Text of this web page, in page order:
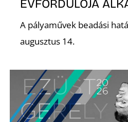
ÉVFORDULÓJA
A pályaművek beadási
augusztus 14.